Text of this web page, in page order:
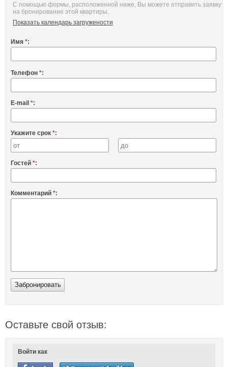
С помощью формы, расположенной ниже, Вы можете отправить заявку
на бронирование этой квартиры.
Показать календарь загружености
Имя *:
Телефон *:
E-mail *:
Укажите срок *:
Гостей *:
Комментарий *:
Оставьте свой отзыв:
Войти как